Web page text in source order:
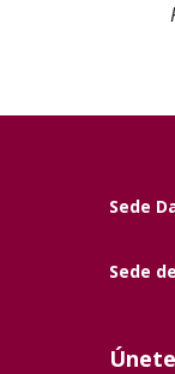
Sede
Sede